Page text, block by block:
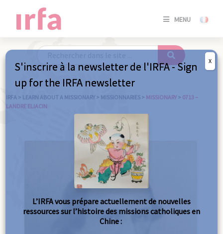
MENU
SE
IRFA > LEARN ABOUT A MISSIONARY > MISSIONNARIES > MISSIONARY > 0713 –
LANDRE ELIACIN
S'inscrire à la newsletter de l'IRFA - Sign
up for the IRFA newsletter
L’IRFA vous prépare actuellement de nouvelles
ressources sur l’histoire des missions catholiques en
Chine :
X